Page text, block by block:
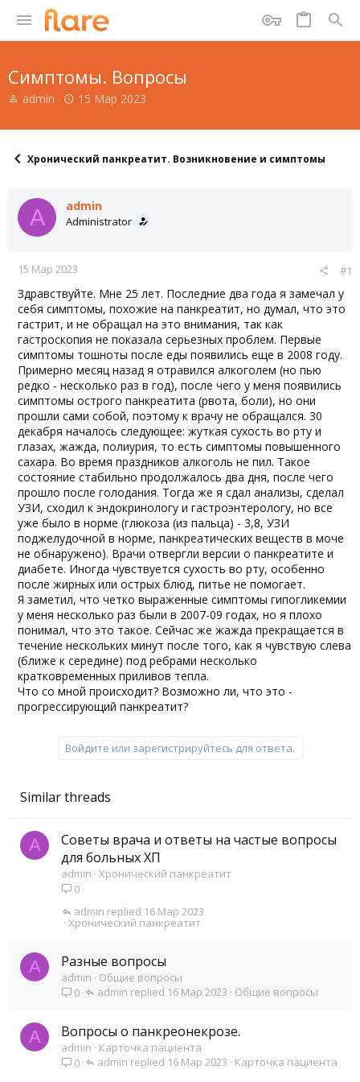
Симптомы. Вопросы
А
т
р
м
admin
Д
т
н
а
л
15 Мар 2023
Хронический панкреатит. Возникновение и симптомы
A admin
Administrator
15 Мар 2023 #1
Здравствуйте. Мне 25 лет. Последние два года я замечал у
себя симптомы, похожие на панкреатит, но думал, что это
гастрит, и не обращал на это внимания, так как
гастроскопия не показала серьезных проблем. Первые
симптомы тошноты после еды появились еще в 2008 году.
Примерно месяц назад я отравился алкоголем (но пью
редко - несколько раз в год), после чего у меня появились
симптомы острого панкреатита (рвота, боли), но они
прошли сами собой, поэтому к врачу не обращался. 30
декабря началось следующее: жуткая сухость во рту и
глазах, жажда, полиурия, то есть симптомы повышенного
сахара. Во время праздников алкоголь не пил. Такое
состояние стабильно продолжалось два дня, после чего
прошло после голодания. Тогда же я сдал анализы, сделал
УЗИ, сходил к эндокринологу и гастроэнтерологу, но все
уже было в норме (глюкоза (из пальца) - 3,8, УЗИ
поджелудочной в норме, панкреатических веществ в моче
не обнаружено). Врачи отвергли версии о панкреатите и
диабете. Иногда чувствуется сухость во рту, особенно
после жирных или острых блюд, питье не помогает.
Я заметил, что четко выраженные симптомы гипогликемии
у меня несколько раз были в 2007-09 годах, но я плохо
понимал, что это такое. Сейчас же жажда прекращается в
течение нескольких минут после того, как я чувствую слева
(ближе к середине) под ребрами несколько
кратковременных приливов тепла.
Что со мной происходит? Возможно ли, что это -
прогрессирующий панкреатит?
Войдите или зарегистрируйтесь для ответа.
Similar threads
A
Советы врача и ответы на частые вопросы
для больных ХП
admin Хронический панкреатит
0
Хронический панкреатит
16 Мар 2023
admin
A Разные вопросы
admin
Общие вопросы
0
Общие вопросы
16 Мар 2023
admin
A Вопросы о панкреонекрозе.
admin
Карточка пациента
0
Карточка пациента
16 Мар 2023
admin